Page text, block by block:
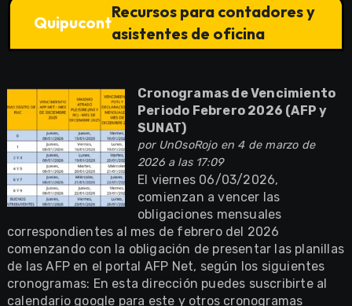
Quipucont
Recursos para contadores y
asistentes de oficina
Cronogramas de Vencimiento
Periodo Febrero 2026 (AFP y
SUNAT)
por UnOsoRojoen 4 de marzo de
2026 a las 17:09
El viernes 06/03/2026,
comienzan a vencer las
obligaciones mensuales
correspondientes al mes de febrero del 2026
comenzando con la obligación de presentar las planillas
de las AFP en el portal AFP Net, según los siguientes
cronogramas: En esta dirección puedes suscribirte al
calendario google para este y otros cronogramas